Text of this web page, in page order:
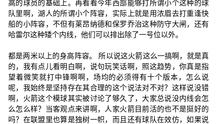
高的球员的基础上。再看看今年西部能够打所谓小个这种的球
队里啊，湖人的所谓小个阵容，实际上就是用浓眉去打重逢快
船的小阵容，不但有莱昂纳德和保罗乔治这种防守大闸，还有
哈雷尔这种矮个内线，他们可以排出除了一号位以外。
都是两米以上的身高阵容。 所以说这火箭这么一搞啊，就是真
的，我有点儿看明白啊，说句玩笑话啊，照这趋势，你真是指
望着微笑就打中锋啊啊，场均的必须得有十个版本，怎么说
呢，我始终是坚持存在其合理的这个说法对不对？这样说没错
啊，火箭这个模球其实被讨论了够久了，大家总说没内线会怎
么怎么样？当客观点来讲啊，人家火箭目前活的也不是挺好的
吗？在联盟里也算是独树一帜，而且还有球队在效仿，如果说